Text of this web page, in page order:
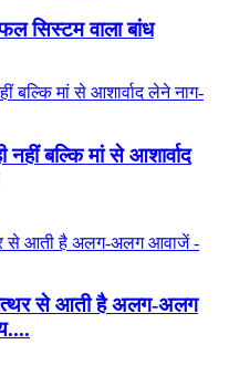
सिस्टम वाला बांध
नहीं बल्कि मां से आशार्वाद
से आती है अलग-अलग